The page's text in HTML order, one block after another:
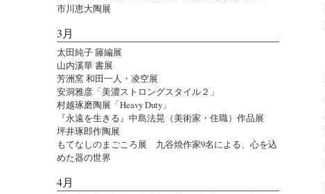
市川恵大陶展
3月
太田純子 籐編展
山内溪華 書展
芳洲窯 和田一人・凌空展
安洞雅彦「美濃ストロングスタイル２」
村越琢磨陶展「Heavy Duty」
『永遠を生きる』中島法晃（美術家・住職）作品展
坪井琢郎作陶展
もてなしのまごころ展 九谷焼作家9名による、心を込
めた器の世界
4月